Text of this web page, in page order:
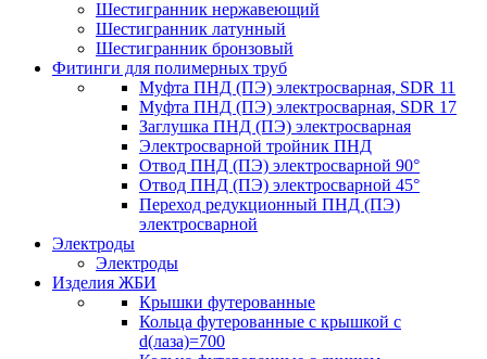
Шестигранник нержавеющий
Шестигранник латунный
Шестигранник бронзовый
Фитинги для полимерных труб
Муфта ПНД (ПЭ) электросварная, SDR 11
Муфта ПНД (ПЭ) электросварная, SDR 17
Заглушка ПНД (ПЭ) электросварная
Электросварной тройник ПНД
Отвод ПНД (ПЭ) электросварной 90°
Отвод ПНД (ПЭ) электросварной 45°
Переход редукционный ПНД (ПЭ)
электросварной
Электроды
Электроды
Изделия ЖБИ
Крышки футерованные
Кольца футерованные с крышкой с
d(лаза)=700